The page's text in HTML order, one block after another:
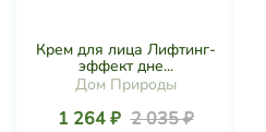
Крем для лица Лифтинг-
эффект дне...
Дом Природы
1 264 ₽ 2 035 ₽